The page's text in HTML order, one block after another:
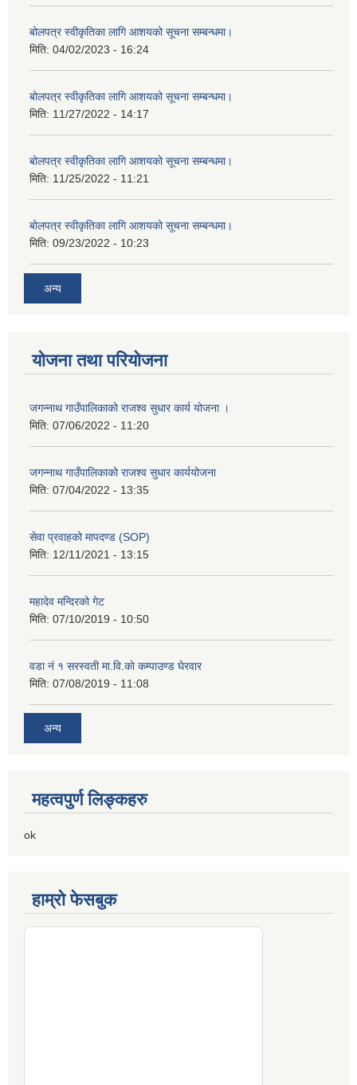
बोलपत्र स्वीकृतिका लागि आशयको सूचना सम्बन्धमा।
मिति: 04/02/2023 - 16:24
बोलपत्र स्वीकृतिका लागि आशयको सूचना सम्बन्धमा।
मिति: 11/27/2022 - 14:17
बोलपत्र स्वीकृतिका लागि आशयको सूचना सम्बन्धमा।
मिति: 11/25/2022 - 11:21
बोलपत्र स्वीकृतिका लागि आशयको सूचना सम्बन्धमा।
मिति: 09/23/2022 - 10:23
अन्य
योजना तथा परियोजना
जगन्नाथ गाउँपालिकाको राजश्व सुधार कार्य योजना ।
मिति: 07/06/2022 - 11:20
जगन्नाथ गाउँपालिकाको राजश्व सुधार कार्ययोजना
मिति: 07/04/2022 - 13:35
सेवा प्रवाहको मापदण्ड (SOP)
मिति: 12/11/2021 - 13:15
महादेव मन्दिरको गेट
मिति: 07/10/2019 - 10:50
वडा नं १ सरस्वती मा.वि.काे कम्पाउण्ड घेरवार
मिति: 07/08/2019 - 11:08
अन्य
महत्वपुर्ण लिङ्कहरु
ok
हाम्रो फेसबुक